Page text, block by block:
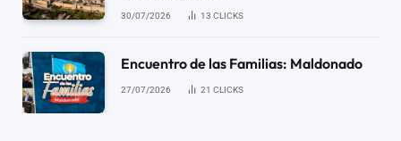
30/07/2026 13 CLICKS
Encuentro de las Familias: Maldonado
27/07/2026 21 CLICKS